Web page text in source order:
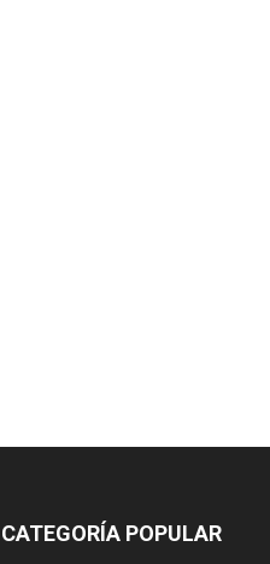
CATEGORÍA POPULAR